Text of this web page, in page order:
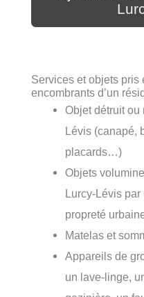
Services et objets pris
encombrants d’un
Objet détruit ou
Lévis (canapé,
placards…)
Objets
Lurcy-Lévis par
propreté
Matelas et
Appareils de
un lave-linge,